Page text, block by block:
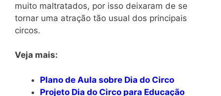
muito maltratados, por isso deixaram de se
tornar uma atração tão usual dos principais
circos.
Veja mais:
Plano de Aula sobre Dia do Circo
Projeto Dia do Circo para Educação